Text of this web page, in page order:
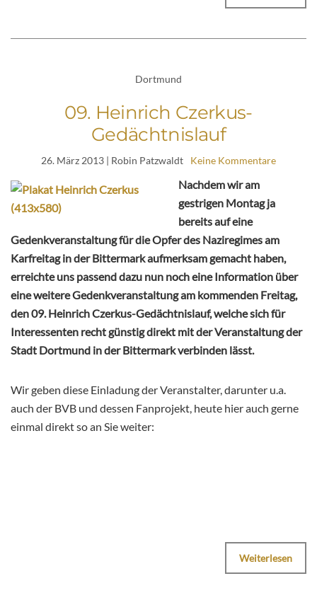
Dortmund
09. Heinrich Czerkus-
Gedächtnislauf
26. März 2013 | Robin Patzwaldt Keine Kommentare
Nachdem wir am
gestrigen Montag ja
bereits auf eine
Gedenkveranstaltung für die Opfer des Naziregimes am
Karfreitag in der Bittermark aufmerksam gemacht haben,
erreichte uns passend dazu nun noch eine Information über
eine weitere Gedenkveranstaltung am kommenden Freitag,
den 09. Heinrich Czerkus-Gedächtnislauf, welche sich für
Interessenten recht günstig direkt mit der Veranstaltung der
Stadt Dortmund in der Bittermark verbinden lässt.
Wir geben diese Einladung der Veranstalter, darunter u.a.
auch der BVB und dessen Fanprojekt, heute hier auch gerne
einmal direkt so an Sie weiter:
Weiterlesen